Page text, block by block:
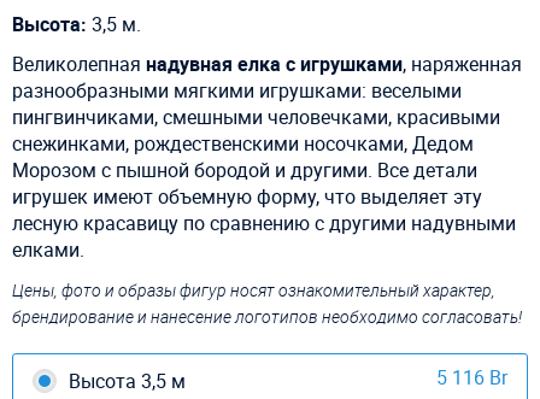
Высота: 3,5 м.
Великолепная надувная елка с игрушками, наряженная
разнообразными мягкими игрушками: веселыми
пингвинчиками, смешными человечками, красивыми
снежинками, рождественскими носочками, Дедом
Морозом с пышной бородой и другими. Все детали
игрушек имеют объемную форму, что выделяет эту
лесную красавицу по сравнению с другими надувными
елками.
Цены, фото и образы фигур носят ознакомительный характер,
брендирование и нанесение логотипов необходимо согласовать!
Высота 3,5 м 5 116 Br